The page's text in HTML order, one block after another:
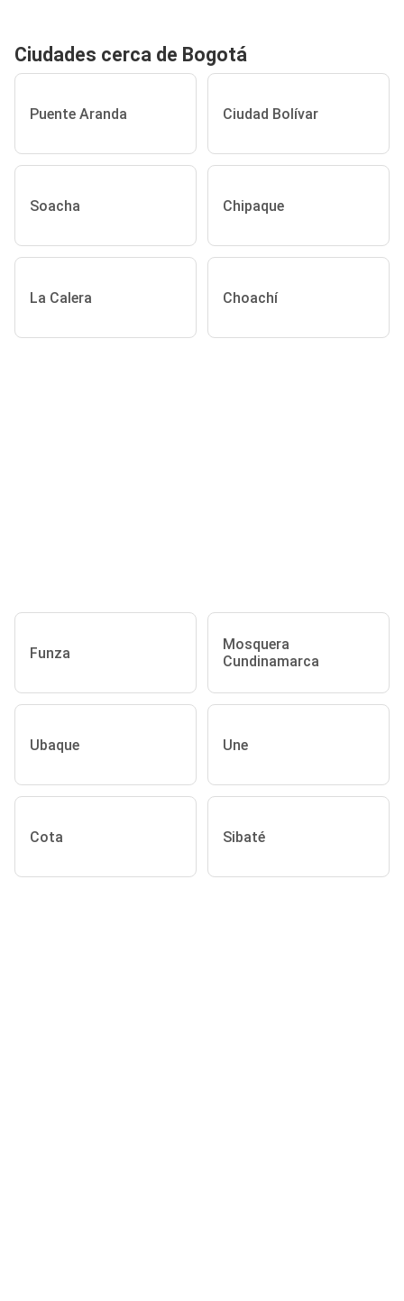
Ciudades cerca de Bogotá
Puente Aranda Ciudad Bolívar
Soacha Chipaque
La Calera Choachí
Funza
Mosquera
Cundinamarca
Ubaque Une
Cota Sibaté